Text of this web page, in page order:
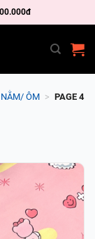
ÔM > PAGE 4